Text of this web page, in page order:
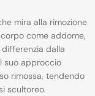
mira alla rimozione
come addome,
dalla
suo approccio
rimossa, tendendo
scultoreo.